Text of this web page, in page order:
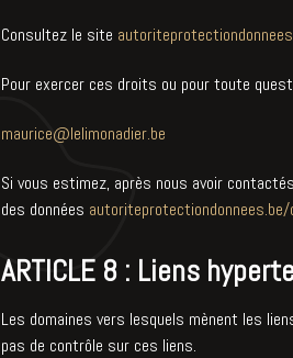
Consultez le site
Pour exercer ces droits ou pour toute
maurice@lelimonadier.be
Si vous estimez, après nous avoir
des données
ARTICLE 8 : Liens
Les domaines vers lesquels mènent les
pas de contrôle sur ces liens.